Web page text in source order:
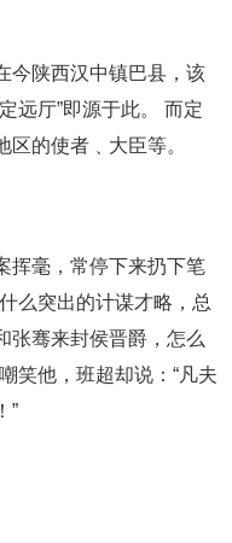
今陕西汉中镇巴县，该
远厅”即源于此。 而定
的使者﹑大臣等。
挥毫，常停下来扔下笔
么突出的计谋才略，总
张骞来封侯晋爵，怎么
笑他，班超却说：“凡夫
”